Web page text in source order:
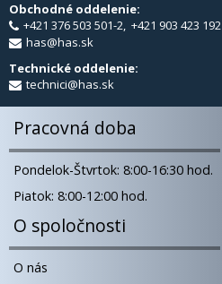
Obchodné oddelenie:
+421 376 503 501-2, +421 903 423 192
has@has.sk
Technické oddelenie:
technici@has.sk
Pracovná doba
Pondelok-Štvrtok: 8:00-16:30 hod.
Piatok: 8:00-12:00 hod.
O spoločnosti
O nás